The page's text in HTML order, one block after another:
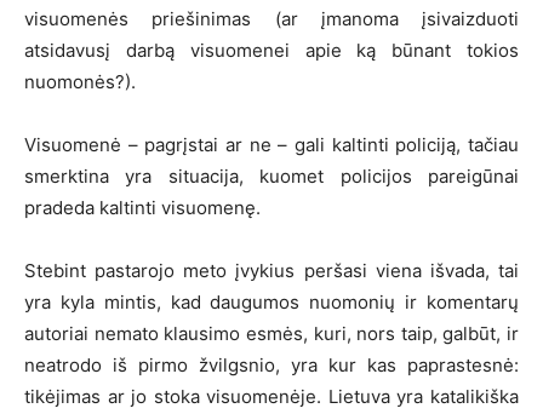
visuomenės priešinimas (ar įmanoma įsivaizduoti
atsidavusį darbą visuomenei apie ką būnant tokios
nuomonės?).
Visuomenė – pagrįstai ar ne – gali kaltinti policiją, tačiau
smerktina yra situacija, kuomet policijos pareigūnai
pradeda kaltinti visuomenę.
Stebint pastarojo meto įvykius peršasi viena išvada, tai
yra kyla mintis, kad daugumos nuomonių ir komentarų
autoriai nemato klausimo esmės, kuri, nors taip, galbūt, ir
neatrodo iš pirmo žvilgsnio, yra kur kas paprastesnė:
tikėjimas ar jo stoka visuomenėje. Lietuva yra katalikiška